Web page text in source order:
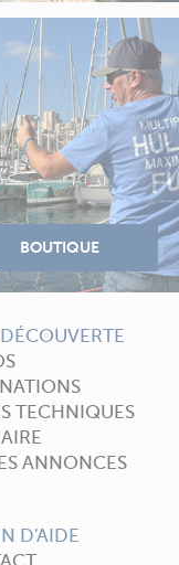
TECHNIQUES
ANNONCES
D'AIDE